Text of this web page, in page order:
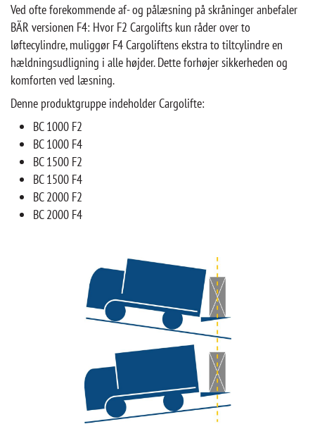
Ved ofte forekommende af- og pålæsning på skråninger anbefaler
BÄR versionen F4: Hvor F2 Cargolifts kun råder over to
løftecylindre, muliggør F4 Cargoliftens ekstra to tiltcylindre en
hældningsudligning i alle højder. Dette forhøjer sikkerheden og
komforten ved læsning.
Denne produktgruppe indeholder Cargolifte:
BC 1000 F2
BC 1000 F4
BC 1500 F2
BC 1500 F4
BC 2000 F2
BC 2000 F4